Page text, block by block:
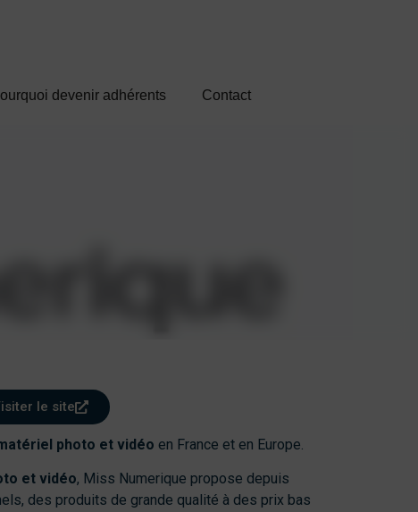
devenir adhérents Contact
le site
photo et vidéo en France et en Europe.
et vidéo, Miss Numerique propose depuis
des produits de grande qualité à des prix bas